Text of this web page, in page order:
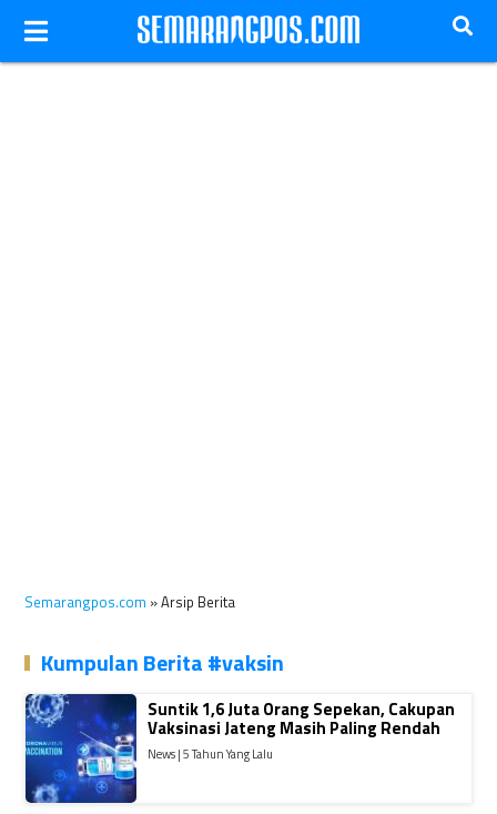
Semarangpos.com » Arsip Berita
Kumpulan Berita #vaksin
Suntik 1,6 Juta Orang Sepekan, Cakupan
Vaksinasi Jateng Masih Paling Rendah
News | 5 Tahun Yang Lalu